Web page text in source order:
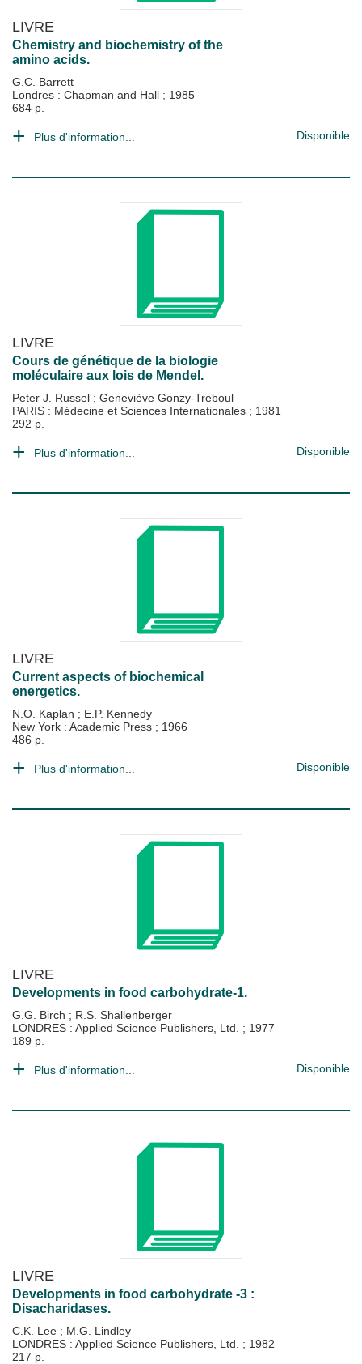
LIVRE
Chemistry and biochemistry of the
amino acids.
G.C. Barrett
Londres : Chapman and Hall ; 1985
684 p.
Plus d'information... Disponible
LIVRE
Cours de génétique de la biologie
moléculaire aux lois de Mendel.
Peter J. Russel ; Geneviève Gonzy-Treboul
PARIS : Médecine et Sciences Internationales ; 1981
292 p.
Plus d'information... Disponible
LIVRE
Current aspects of biochemical
energetics.
N.O. Kaplan ; E.P. Kennedy
New York : Academic Press ; 1966
486 p.
Plus d'information... Disponible
LIVRE
Developments in food carbohydrate-1.
G.G. Birch ; R.S. Shallenberger
LONDRES : Applied Science Publishers, Ltd. ; 1977
189 p.
Plus d'information... Disponible
LIVRE
Developments in food carbohydrate -3 :
Disacharidases.
C.K. Lee ; M.G. Lindley
LONDRES : Applied Science Publishers, Ltd. ; 1982
217 p.